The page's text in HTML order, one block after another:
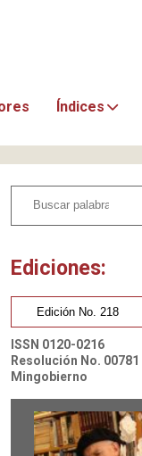
Índices
Ediciones:
ISSN 0120-0216
Resolución No. 00781
Mingobierno